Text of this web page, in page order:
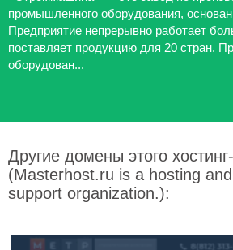
промышленного оборудования,
Предприятие непрерывно работает
поставляет продукцию для 20 стран.
оборудован...
Другие домены этого
(Masterhost.ru is a hosting
support organization.):